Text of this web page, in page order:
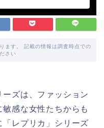
ます。 記載の情報は調査時点での
さい
ーズは、ファッション
感な女性たちからも
レプリカ」シリーズ